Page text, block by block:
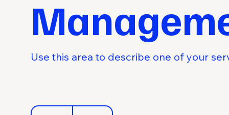
Use this area to describe one of your